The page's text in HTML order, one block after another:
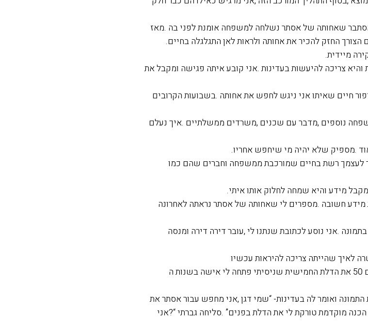
החזק להכיר את אחותה ולראות לאן התגלגלה בחיים.
מיידית.
והיא צריכה להיעשות בעדינות .אני קובע איתה פגישה ומקבל את
חיים שאיתו אני ניגש לחפש את אחותה .בשבועות הקרובים
נוספים ,מדבר עם שכנים ,משרדים ממשלתיים .איך נעלם
.מספיק שלא יהיה מי שיחפש אחריו.
לעצמך רשת בחיים שמורכבת ממשפחה וחברים שהם כמו
מידע והיא שמחה לחלוק אותו איתי.
מידע חשובה .מספרים לי שאחותה של אסתר נראתה לאחרונה
.אני נוסע לכתובת שנתנו לי ,עובר דירה דירה ומנסה
לחייה ,כיסוי ראש לראשה ובגדים שחורים 50 את הדלת החמישית שניסיתי פתחה לי אישה בשנות ה
ואומר לה בעדינות- “שמי דגן ,אני מחפש עבור אסתר את
מוקדמת טורקת לי את הדלת בפנים” .סליחה גברתי “?אני